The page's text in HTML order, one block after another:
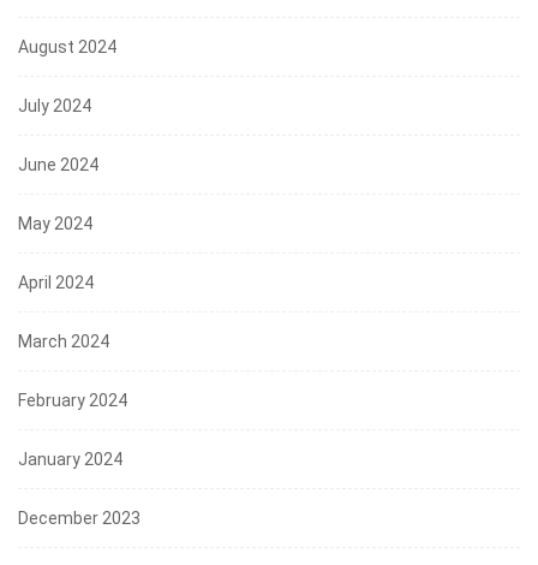
August 2024
July 2024
June 2024
May 2024
April 2024
March 2024
February 2024
January 2024
December 2023